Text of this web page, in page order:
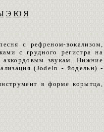
Э Ю Я
с рефреном-вокализом,
с грудного регистра на
звукам. Нижние
(Jodeln - йодельн) -
в форме корытца,